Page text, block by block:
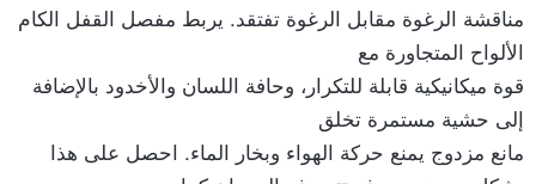
مناقشة الرغوة مقابل الرغوة تفتقد. يربط مفصل القفل الكام
الألواح المتجاورة مع
قوة ميكانيكية قابلة للتكرار، وحافة اللسان والأخدود بالإضافة
إلى حشية مستمرة تخلق
مانع مزدوج يمنع حركة الهواء وبخار الماء. احصل على هذا